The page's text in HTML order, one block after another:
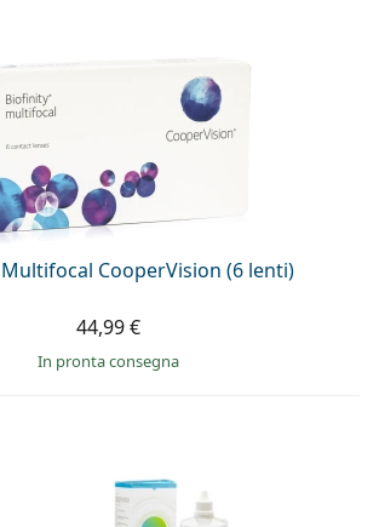
CooperVision (6 lenti)
44,99 €
in pronta consegna